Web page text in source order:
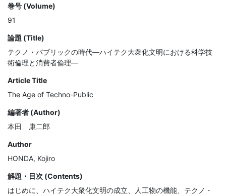
巻号 (Volume)
91
論題 (Title)
テクノ・パブリックの時代―ハイテク大衆化文明における科学技
術倫理と消費者倫理―
Article Title
The Age of Techno-Public
編著者 (Author)
本田 康二郎
Author
HONDA, Kojiro
解題・目次 (Contents)
はじめに、ハイテク大衆化文明の成立、人工物の機能、テクノ・